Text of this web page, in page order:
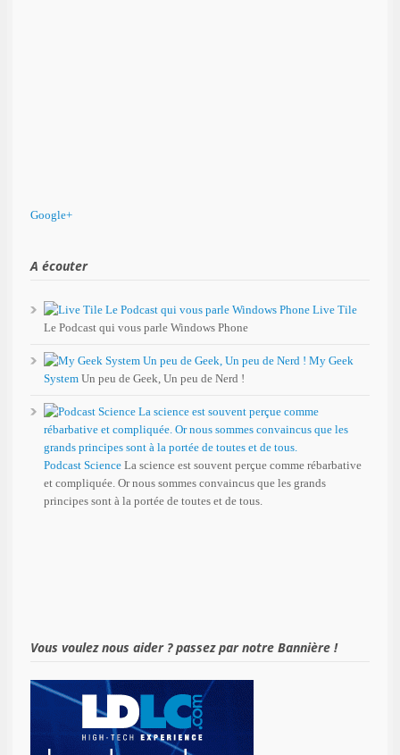
Google+
A écouter
Live Tile
Le Podcast qui vous parle Windows Phone
My Geek
System Un peu de Geek, Un peu de Nerd !
Podcast Science La science est souvent perçue comme rébarbative
et compliquée. Or nous sommes convaincus que les grands
principes sont à la portée de toutes et de tous.
Vous voulez nous aider ? passez par notre Bannière !